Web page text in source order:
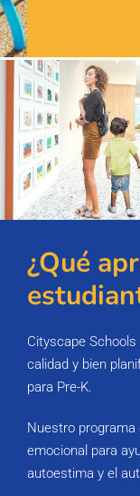
¿Qué
Cityscape
calidad y bien
para Pre-K.
Nuestro programa
emocional para
autoestima y el